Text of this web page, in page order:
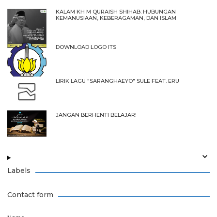
KALAM KH M QURAISH SHIHAB: HUBUNGAN
KEMANUSIAAN, KEBERAGAMAN, DAN ISLAM
DOWNLOAD LOGO ITS
LIRIK LAGU "SARANGHAEYO" SULE FEAT. ERU
JANGAN BERHENTI BELAJAR!
Labels
Contact form